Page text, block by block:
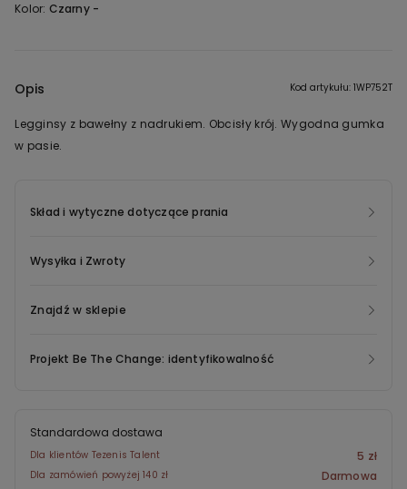
Kolor: Czarny -
Opis Kod artykułu: 1WP752T
Legginsy z bawełny z nadrukiem. Obcisły krój. Wygodna gumka
w pasie.
Skład i wytyczne dotyczące prania
Wysyłka i Zwroty
Znajdź w sklepie
Projekt Be The Change: identyfikowalność
Standardowa dostawa
Dla klientów Tezenis Talent 5 zł
Dla zamówień powyżej 140 zł Darmowa